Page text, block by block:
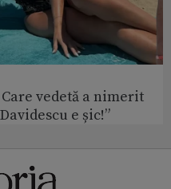
vedetă a nimerit
e șic!”